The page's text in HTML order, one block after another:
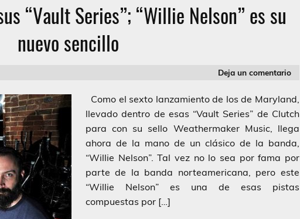
“Vault Series”; “Willie Nelson” es su
nuevo sencillo
Deja un comentario
Como el sexto lanzamiento de los de Maryland,
llevado dentro de esas “Vault Series” de Clutch
para con su sello Weathermaker Music, llega
ahora de la mano de un clásico de la banda,
“Willie Nelson”. Tal vez no lo sea por fama por
parte de la banda norteamericana, pero este
“Willie Nelson” es una de esas pistas
compuestas por […]